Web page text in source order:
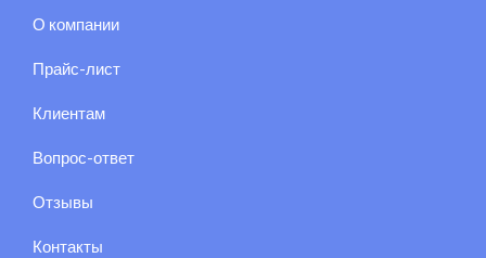
О компании
Прайс-лист
Клиентам
Вопрос-ответ
Отзывы
Контакты